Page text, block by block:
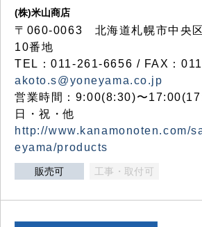
(株)米山商店
〒060-0063 北海道札幌市中央
10番地
TEL：011-261-6656 / FAX：
akoto.s@yoneyama.co.jp
営業時間：9:00(8:30)〜
日・祝・他
http://www.kanamonoten.com/
eyama/products
販売可 工事・取付可